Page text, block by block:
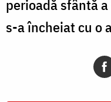
perioadă sfântă
s-a încheiat cu o